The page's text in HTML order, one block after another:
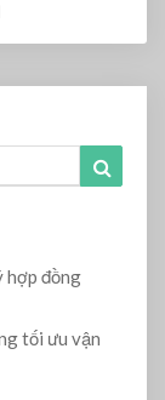
hợp đồng
tối ưu vận